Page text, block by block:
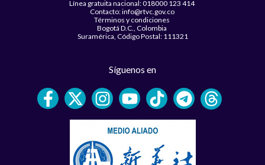
Línea gratuita nacional: 018000 123 414
Contacto: info@rtvc.gov.co
Términos y condiciones
Bogotá D.C., Colombia
Suramérica, Código Postal: 111321
Síguenos en